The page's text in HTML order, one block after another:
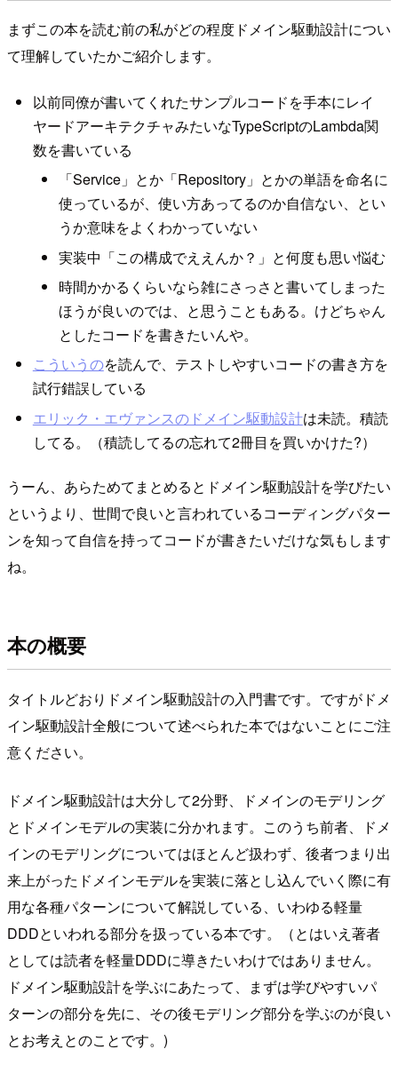
まずこの本を読む前の私がどの程度ドメイン駆動設計につい
て理解していたかご紹介します。
以前同僚が書いてくれたサンプルコードを手本にレイ
ヤードアーキテクチャみたいなTypeScriptのLambda関
数を書いている
「Service」とか「Repository」とかの単語を命名に
使っているが、使い方あってるのか自信ない、とい
うか意味をよくわかっていない
実装中「この構成でええんか？」と何度も思い悩む
時間かかるくらいなら雑にさっさと書いてしまった
ほうが良いのでは、と思うこともある。けどちゃん
としたコードを書きたいんや。
こういうのを読んで、テストしやすいコードの書き方を
試行錯誤している
エリック・エヴァンスのドメイン駆動設計は未読。積読
してる。（積読してるの忘れて2冊目を買いかけた?）
うーん、あらためてまとめるとドメイン駆動設計を学びたい
というより、世間で良いと言われているコーディングパター
ンを知って自信を持ってコードが書きたいだけな気もします
ね。
本の概要
タイトルどおりドメイン駆動設計の入門書です。ですがドメ
イン駆動設計全般について述べられた本ではないことにご注
意ください。
ドメイン駆動設計は大分して2分野、ドメインのモデリング
とドメインモデルの実装に分かれます。このうち前者、ドメ
インのモデリングについてはほとんど扱わず、後者つまり出
来上がったドメインモデルを実装に落とし込んでいく際に有
用な各種パターンについて解説している、いわゆる軽量
DDDといわれる部分を扱っている本です。（とはいえ著者
としては読者を軽量DDDに導きたいわけではありません。
ドメイン駆動設計を学ぶにあたって、まずは学びやすいパ
ターンの部分を先に、その後モデリング部分を学ぶのが良い
とお考えとのことです。)